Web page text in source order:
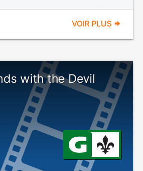
VOIR PLUS
with the Devil